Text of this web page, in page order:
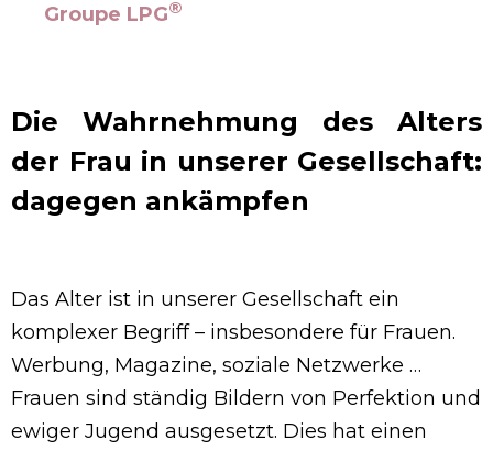
Groupe LPG®
Die Wahrnehmung des Alters
der Frau in unserer Gesellschaft:
dagegen ankämpfen
Das Alter ist in unserer Gesellschaft ein
komplexer Begriff – insbesondere für Frauen.
Werbung, Magazine, soziale Netzwerke …
Frauen sind ständig Bildern von Perfektion und
ewiger Jugend ausgesetzt. Dies hat einen